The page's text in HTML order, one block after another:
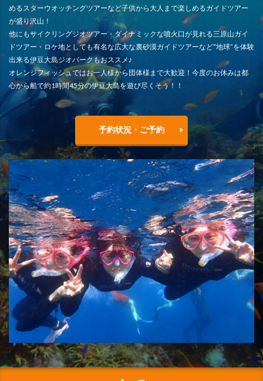
めるスターウオッチングツアーなど子供から大人まで楽しめるガイドツアー
が盛り沢山！
他にもサイクリングジオツアー・ダイナミックな噴火口が見れる三原山ガイ
ドツアー・ロケ地としても有名な広大な裏砂漠ガイドツアーなど”地球”を体験
出来る伊豆大島ジオパークもおススメ♪
オレンジフィッシュではお一人様から団体様まで大歓迎！今度のお休みは都
心から船で約1時間45分の伊豆大島を遊び尽くそう！！
予約状況・ご予約